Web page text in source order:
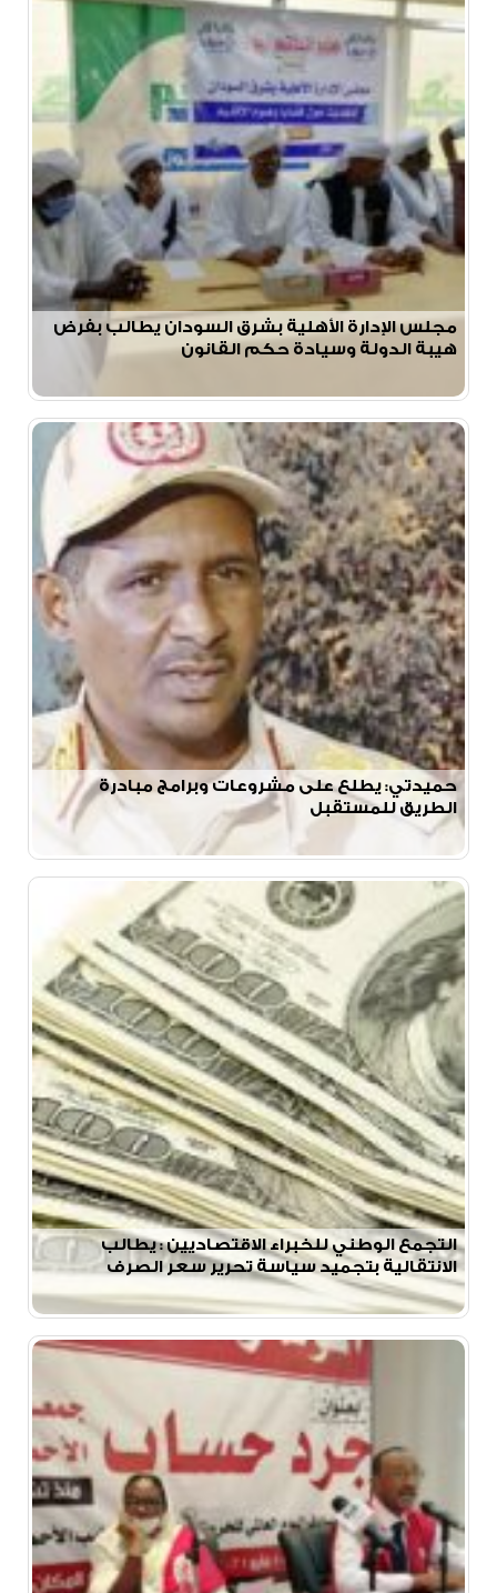
مجلس الإدارة الأهلية بشرق السودان يطالب بفرض
هيبة الدولة وسيادة حكم القانون
حميدتي: يطلع على مشروعات وبرامج مبادرة
الطريق للمستقبل
التجمع الوطني للخبراء الاقتصاديين : يطالب
الانتقالية بتجميد سياسة تحرير سعر الصرف